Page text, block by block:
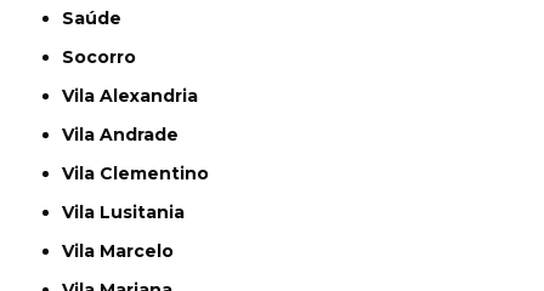
Saúde
Socorro
Vila Alexandria
Vila Andrade
Vila Clementino
Vila Lusitania
Vila Marcelo